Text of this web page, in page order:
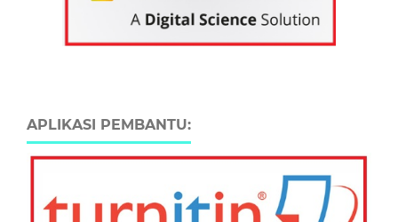
APLIKASI PEMBANTU: